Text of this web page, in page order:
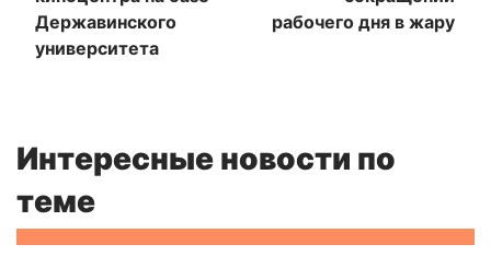
Державинского
университета
рабочего дня в жару
Интересные новости по
теме